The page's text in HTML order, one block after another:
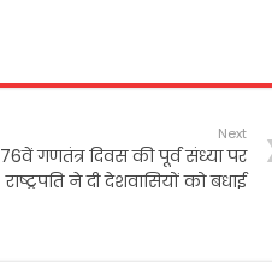
Next
76वें गणतंत्र दिवस की पूर्व संध्या पर
राष्ट्रपति ने दी देशवासियों को बधाई